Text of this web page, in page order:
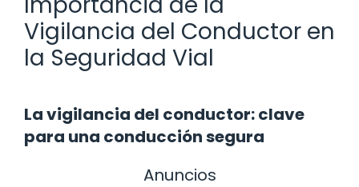
Vigilancia del Conductor en
la Seguridad Vial
La vigilancia del conductor: clave
para una conducción segura
Anuncios